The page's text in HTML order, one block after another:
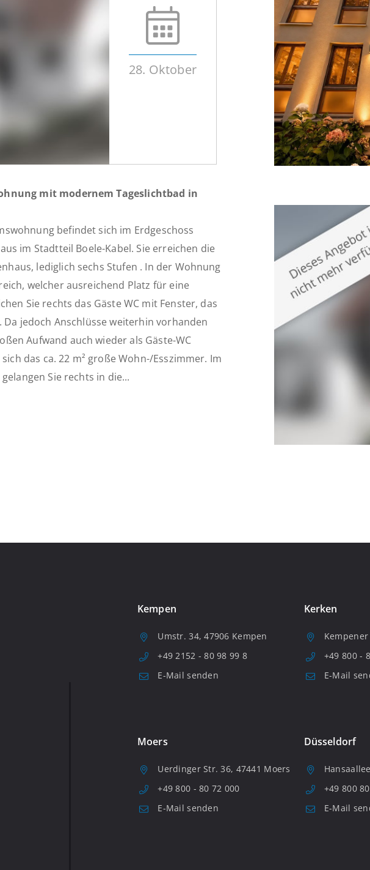
28. Oktober
mit modernem Tageslichtbad in
befindet sich im Erdgeschoss
im Stadtteil Boele-Kabel. Sie erreichen die
lediglich sechs Stufen . In der Wohnung
welcher ausreichend Platz für eine
Sie rechts das Gäste WC mit Fenster, das
jedoch Anschlüsse weiterhin vorhanden
Aufwand auch wieder als Gäste-WC
das ca. 22 m² große Wohn-/Esszimmer. Im
Sie rechts in die...
Kempen
Umstr. 34, 47906 Kempen
+49 2152 - 80 98 99 8
E-Mail senden
Kerken
+49 800 -
E-Mail
Moers
Uerdinger Str. 36, 47441 Moers
+49 800 - 80 72 000
E-Mail senden
Düsseldorf
+49 800
E-Mail